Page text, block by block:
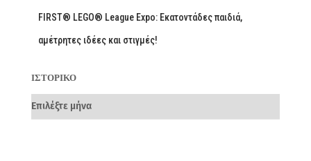
FIRST® LEGO® League Expo: Εκατοντάδες παιδιά,
αμέτρητες ιδέες και στιγμές!
ΙΣΤΟΡΙΚΌ